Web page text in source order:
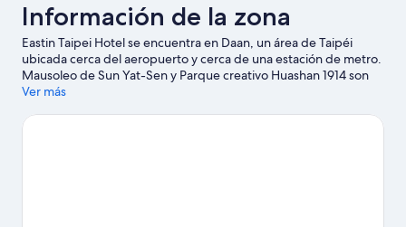
baño
habitación
Información de la zona
Eastin Taipei Hotel se encuentra en Daan, un área de Taipéi
ubicada cerca del aeropuerto y cerca de una estación de metro.
Mausoleo de Sun Yat-Sen y Parque creativo Huashan 1914 son
lugares culturales destacados, y algunos de los puntos de
Conmemorativo Nacional de Chiang Kai-shek. También puedes
Ver más